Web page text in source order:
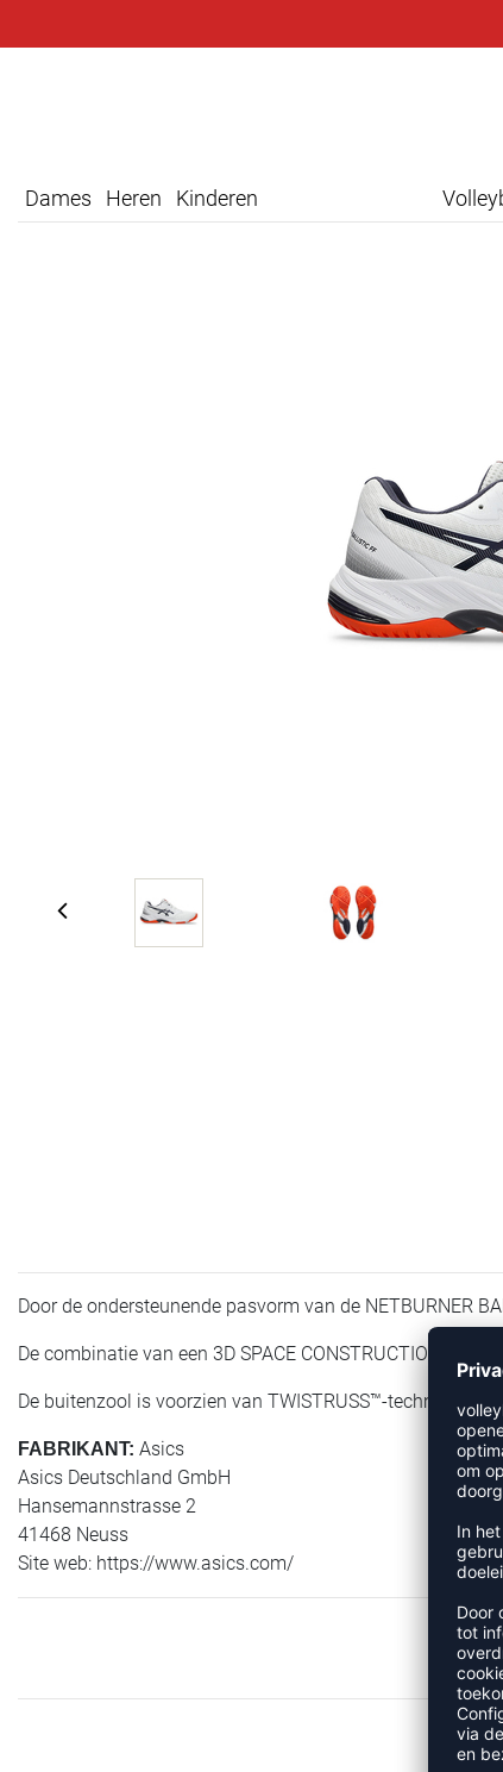
Dames Heren Kinderen
Door de ondersteunende pasvorm van de NETBURNER
De combinatie van een 3D SPACE CONSTRUCTION™ en
De buitenzool is voorzien van TWISTRUSS™-
FABRIKANT: Asics
Asics Deutschland GmbH
Hansemannstrasse 2
41468 Neuss
Site web: https://www.asics.com/